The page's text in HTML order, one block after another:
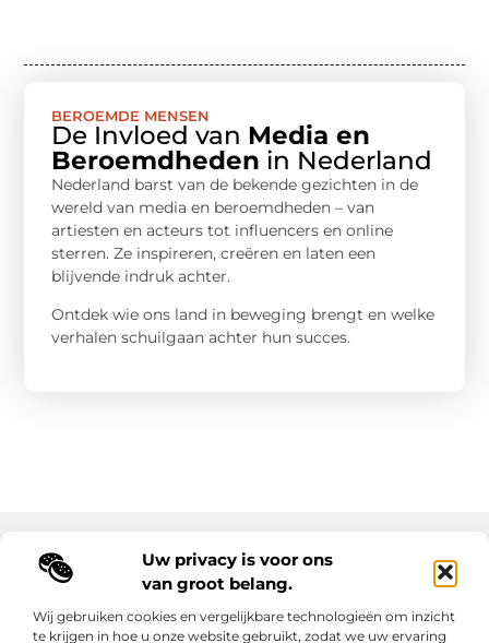
Uw privacy is voor ons
van groot belang.
Wij gebruiken cookies en vergelijkbare technologieën om inzicht
te krijgen in hoe u onze website gebruikt, zodat we uw ervaring
BEROEMDE MENSEN
De Invloed van Media en
Beroemdheden in Nederland
Nederland barst van de bekende gezichten in de
wereld van media en beroemdheden – van
artiesten en acteurs tot influencers en online
sterren. Ze inspireren, creëren en laten een
blijvende indruk achter.
Ontdek wie ons land in beweging brengt en welke
verhalen schuilgaan achter hun succes.
Main Links